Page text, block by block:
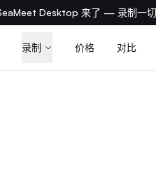
Desktop 来了 — 录制一
录制 价格 对比